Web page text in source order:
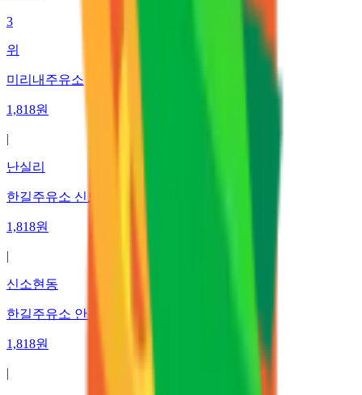
3
위
미리내주유소
1,818원
|
난실리
한길주유소 신도시점 한솔유화(주)
1,818원
|
신소현동
한길주유소 안성점 한솔유화(주)
1,818원
|